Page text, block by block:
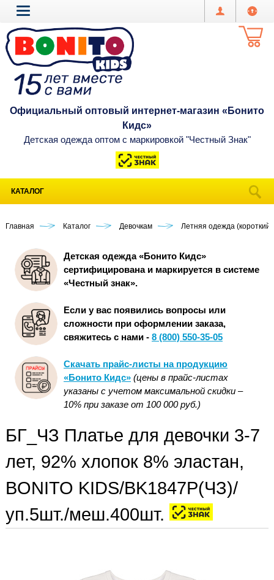
Официальный оптовый интернет-магазин «Бонито
Кидс»
Детская одежда оптом с маркировкой "Честный Знак"
КАТАЛОГ
Главная Каталог Девочкам Летняя одежда (короткий
Детская одежда «Бонито Кидс»
сертифицирована и маркируется в системе
«Честный знак».
Если у вас появились вопросы или
сложности при оформлении заказа,
свяжитесь с нами - 8 (800) 550-35-05
Скачать прайс-листы на продукцию
«Бонито Кидс» (цены в прайс-листах
указаны с учетом максимальной скидки –
10% при заказе от 100 000 руб.)
БГ_ЧЗ Платье для девочки 3-7
лет, 92% хлопок 8% эластан,
BONITO KIDS/BK1847P(ЧЗ)/
уп.5шт./меш.400шт.